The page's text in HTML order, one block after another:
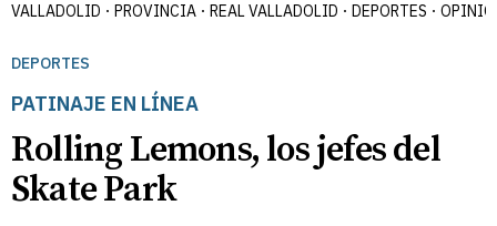
VALLADOLID PROVINCIA REAL VALLADOLID DEPORTES
DEPORTES
PATINAJE EN LÍNEA
Rolling Lemons, los jefes del
Skate Park